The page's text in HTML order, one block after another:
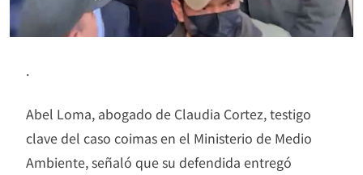
.
Abel Loma, abogado de Claudia Cortez, testigo
clave del caso coimas en el Ministerio de Medio
Ambiente, señaló que su defendida entregó